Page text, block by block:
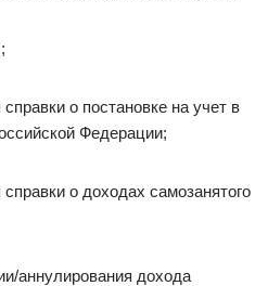
о постановке на учет в
Федерации;
о доходах самозанятого
аннулирования дохода